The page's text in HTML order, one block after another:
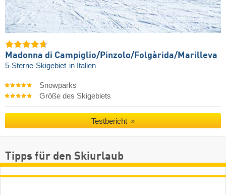
Madonna di Campiglio/​Pinzolo/​Folgàrida/​Marilleva
5-Sterne-Skigebiet in Italien
Snowparks
Größe des Skigebiets
Testbericht
Tipps für den Skiurlaub